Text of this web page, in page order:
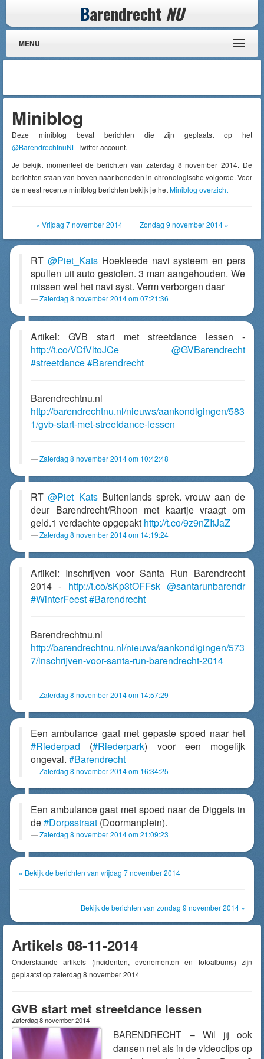
Barendrecht NU
MENU
Miniblog
Deze miniblog bevat berichten die zijn geplaatst op het
@BarendrechtnuNL Twitter account.
Je bekijkt momenteel de berichten van zaterdag 8 november 2014. De
berichten staan van boven naar beneden in chronologische volgorde. Voor
de meest recente miniblog berichten bekijk je hetMiniblog overzicht
« Vrijdag 7 november 2014 | Zondag 9 november 2014 »
RT @Piet_KatsHoekleede navi systeem en pers
spullen uit auto gestolen. 3 man aangehouden. We
missen wel het navi syst. Verm verborgen daar
Zaterdag 8 november 2014 om 07:21:36
Artikel: GVB start met streetdance lessen -
http://t.co/VCfVltoJCe
@GVBarendrecht
#streetdance#Barendrecht
Barendrechtnu.nl
http://barendrechtnu.nl/nieuws/aankondigingen/583
1/gvb-start-met-streetdance-lessen
Zaterdag 8 november 2014 om 10:42:48
RT @Piet_KatsBuitenlands sprek. vrouw aan de
deur Barendrecht/Rhoon met kaartje vraagt om
geld.1 verdachte opgepakt http://t.co/9z9nZItJaZ
Zaterdag 8 november 2014 om 14:19:24
Artikel: Inschrijven voor Santa Run Barendrecht
2014 - http://t.co/sKp3tOFFsk @santarunbarendr
#WinterFeest#Barendrecht
Barendrechtnu.nl
http://barendrechtnu.nl/nieuws/aankondigingen/573
7/inschrijven-voor-santa-run-barendrecht-2014
Zaterdag 8 november 2014 om 14:57:29
Een ambulance gaat met gepaste spoed naar het
#Riederpad (#Riederpark) voor een mogelijk
ongeval. #Barendrecht
Zaterdag 8 november 2014 om 16:34:25
Een ambulance gaat met spoed naar de Diggels in
de#Dorpsstraat (Doormanplein).
Zaterdag 8 november 2014 om 21:09:23
« Bekijk de berichten van vrijdag 7 november 2014
Bekijk de berichten van zondag 9 november 2014 »
Artikels 08-11-2014
Onderstaande artikels (incidenten, evenementen en fotoalbums) zijn
geplaatst op zaterdag 8 november 2014
GVB start met streetdance lessen
Zaterdag 8 november 2014
BARENDRECHT – Wil jij ook
dansen net als in de videoclips op